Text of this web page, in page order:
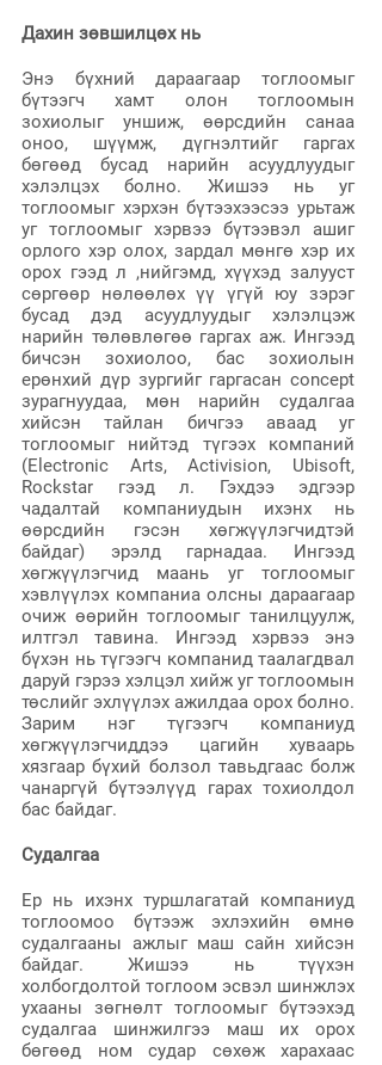
Дахин зөвшилцөх нь
Энэ бүхний дараагаар тоглоомыг
бүтээгч хамт олон тоглоомын
зохиолыг уншиж, өөрсдийн санаа
оноо, шүүмж, дүгнэлтийг гаргах
бөгөөд бусад нарийн асуудлуудыг
хэлэлцэх болно. Жишээ нь уг
тоглоомыг хэрхэн бүтээхээсээ урьтаж
уг тоглоомыг хэрвээ бүтээвэл ашиг
орлого хэр олох, зардал мөнгө хэр их
орох гээд л ,нийгэмд, хүүхэд залууст
сөргөөр нөлөөлөх үү үгүй юу зэрэг
бусад дэд асуудлуудыг хэлэлцэж
нарийн төлөвлөгөө гаргах аж. Ингээд
бичсэн зохиолоо, бас зохиолын
ерөнхий дүр зургийг гаргасан concept
зурагнуудаа, мөн нарийн судалгаа
хийсэн тайлан бичгээ аваад уг
тоглоомыг нийтэд түгээх компаний
(Electronic Arts, Activision, Ubisoft,
Rockstar гээд л. Гэхдээ эдгээр
чадалтай компаниудын ихэнх нь
өөрсдийн гэсэн хөгжүүлэгчидтэй
байдаг) эрэлд гарнадаа. Ингээд
хөгжүүлэгчид маань уг тоглоомыг
хэвлүүлэх компаниа олсны дараагаар
очиж өөрийн тоглоомыг танилцуулж,
илтгэл тавина. Ингээд хэрвээ энэ
бүхэн нь түгээгч компанид таалагдвал
даруй гэрээ хэлцэл хийж уг тоглоомын
төслийг эхлүүлэх ажилдаа орох болно.
Зарим нэг түгээгч компаниуд
хөгжүүлэгчиддээ цагийн хуваарь
хязгаар бүхий болзол тавьдгаас болж
чанаргүй бүтээлүүд гарах тохиолдол
бас байдаг.
Судалгаа
Ер нь ихэнх туршлагатай компаниуд
тоглоомоо бүтээж эхлэхийн өмнө
судалгааны ажлыг маш сайн хийсэн
байдаг. Жишээ нь түүхэн
холбогдолтой тоглоом эсвэл шинжлэх
ухааны зөгнөлт тоглоомыг бүтээхэд
судалгаа шинжилгээ маш их орох
бөгөөд ном судар сөхөж харахаас